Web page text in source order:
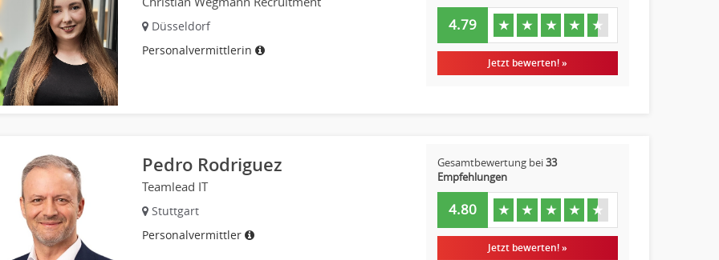
Düsseldorf
Personalvermittlerin
4.79 ★ ★ ★ ★ ★
Jetzt bewerten! »
Pedro Rodriguez
Teamlead IT
Stuttgart
Personalvermittler
Gesamtbewertung bei33
Empfehlungen
4.80 ★ ★ ★ ★ ★
Jetzt bewerten! »